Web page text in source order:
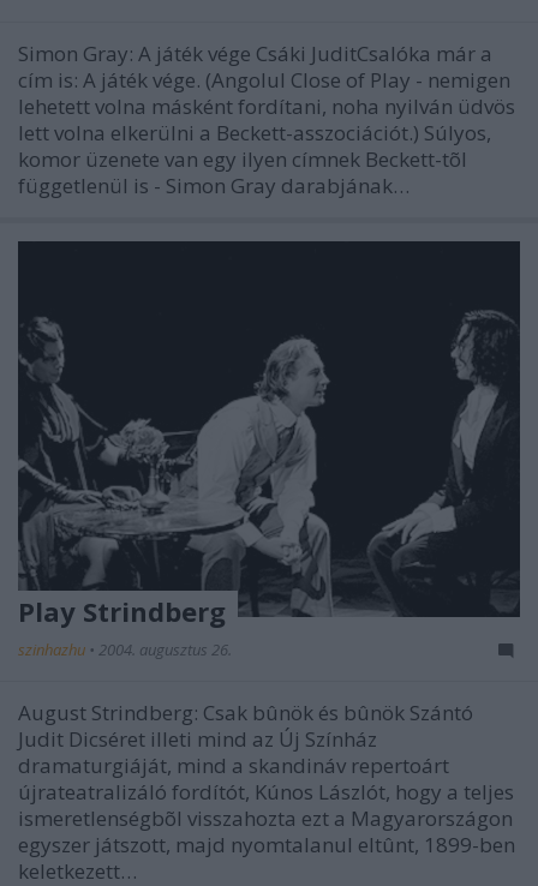
Simon Gray: A játék vége Csáki JuditCsalóka már a
cím is: A játék vége. (Angolul Close of Play - nemigen
lehetett volna másként fordítani, noha nyilván üdvös
lett volna elkerülni a Beckett-asszociációt.) Súlyos,
komor üzenete van egy ilyen címnek Beckett-tõl
függetlenül is - Simon Gray darabjának…
Play Strindberg
szinhazhu • 2004. augusztus 26.
August Strindberg: Csak bûnök és bûnök Szántó
Judit Dicséret illeti mind az Új Színház
dramaturgiáját, mind a skandináv repertoárt
újrateatralizáló fordítót, Kúnos Lászlót, hogy a teljes
ismeretlenségbõl visszahozta ezt a Magyarországon
egyszer játszott, majd nyomtalanul eltûnt, 1899-ben
keletkezett…